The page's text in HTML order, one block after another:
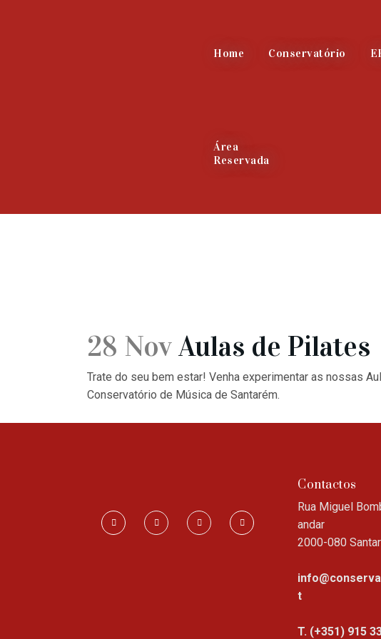
Home Conservatório
Área
Reservada
28 NovAulas de Pilates
Trate do seu bem estar! Venha experimentar as nossas
Conservatório de Música de Santarém.
Contactos
Rua Miguel
andar
2000-080
t
T. (+351) 915